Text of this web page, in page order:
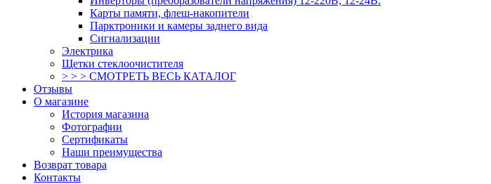
Карты памяти, флеш-накопители
Парктроники и камеры заднего вида
Сигнализации
Электрика
Щетки стеклоочистителя
> > > СМОТРЕТЬ ВЕСЬ КАТАЛОГ
Отзывы
О магазине
История магазина
Фотографии
Сертификаты
Наши преимущества
Возврат товара
Контакты